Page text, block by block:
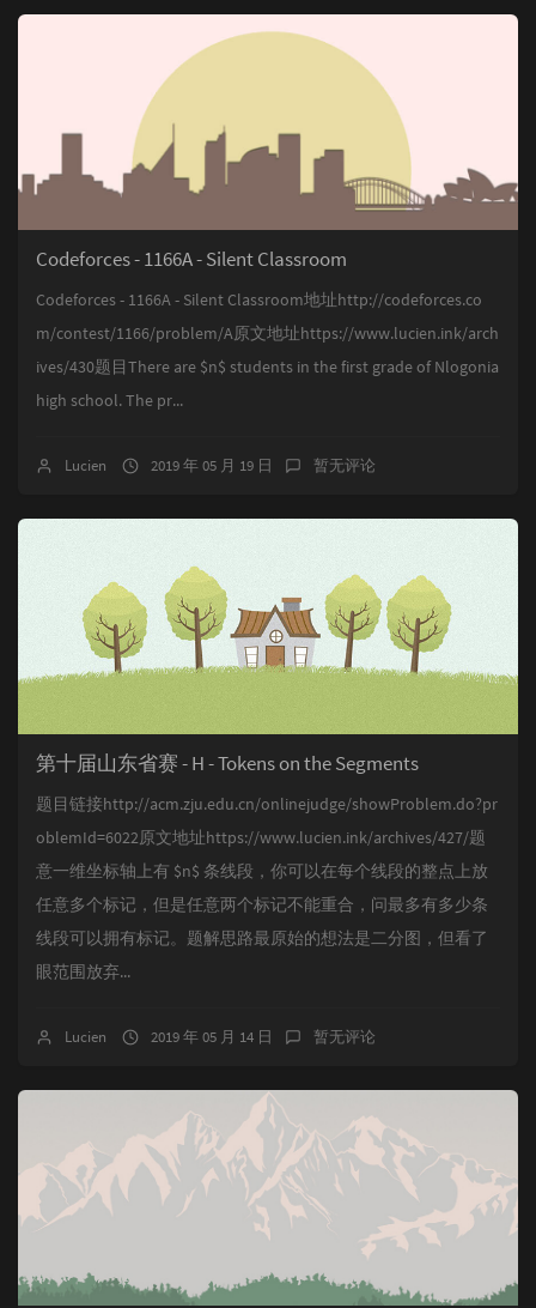
Codeforces - 1166A - Silent Classroom
Codeforces - 1166A - Silent Classroom地址http://codeforces.co
m/contest/1166/problem/A原文地址https://www.lucien.ink/arch
ives/430题目There are $n$ students in the first grade of Nlogonia
high school. The pr...
Lucien 2019 年 05 月 19 日 暂无评论
第十届山东省赛 - H - Tokens on the Segments
题目链接http://acm.zju.edu.cn/onlinejudge/showProblem.do?pr
oblemId=6022原文地址https://www.lucien.ink/archives/427/题
意一维坐标轴上有 $n$ 条线段，你可以在每个线段的整点上放
任意多个标记，但是任意两个标记不能重合，问最多有多少条
线段可以拥有标记。题解思路最原始的想法是二分图，但看了
眼范围放弃...
Lucien 2019 年 05 月 14 日 暂无评论